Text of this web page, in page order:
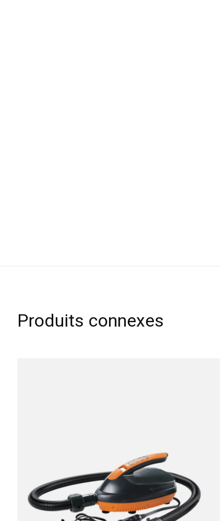
Produits connexes